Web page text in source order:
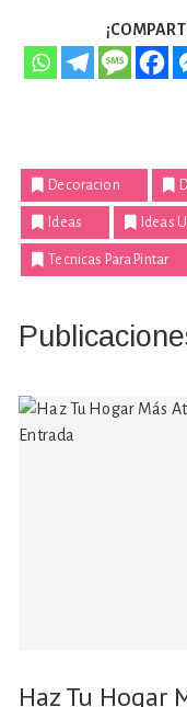
Decoracion
Ideas Ideas
Tecnicas Para Pintar
Haz Tu Hogar